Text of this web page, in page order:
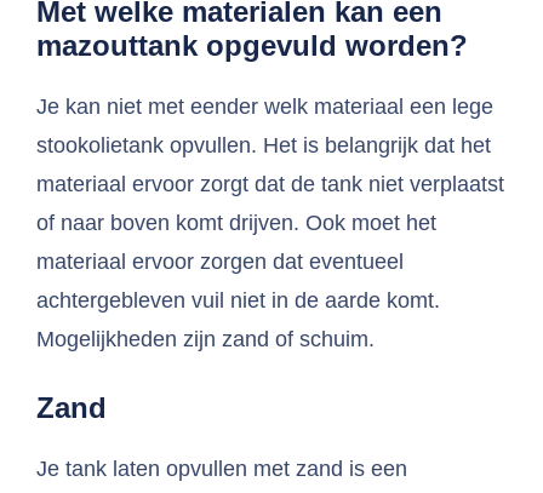
Met welke materialen kan een
mazouttank opgevuld worden?
Je kan niet met eender welk materiaal een lege
stookolietank opvullen. Het is belangrijk dat het
materiaal ervoor zorgt dat de tank niet verplaatst
of naar boven komt drijven. Ook moet het
materiaal ervoor zorgen dat eventueel
achtergebleven vuil niet in de aarde komt.
Mogelijkheden zijn zand of schuim.
Zand
Je tank laten opvullen met zand is een